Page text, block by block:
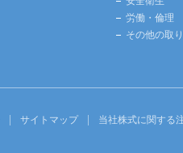
労働・倫理
その他の取
サイトマップ 当社株式に関する